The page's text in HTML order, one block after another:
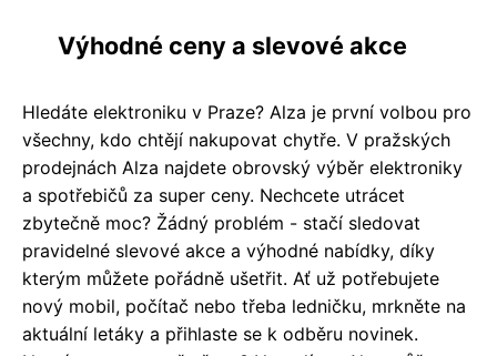
Výhodné ceny a slevové akce
Hledáte elektroniku v Praze? Alza je první volbou pro
všechny, kdo chtějí nakupovat chytře. V pražských
prodejnách Alza najdete obrovský výběr elektroniky
a spotřebičů za super ceny. Nechcete utrácet
zbytečně moc? Žádný problém - stačí sledovat
pravidelné slevové akce a výhodné nabídky, díky
kterým můžete pořádně ušetřit. Ať už potřebujete
nový mobil, počítač nebo třeba ledničku, mrkněte na
aktuální letáky a přihlaste se k odběru novinek.